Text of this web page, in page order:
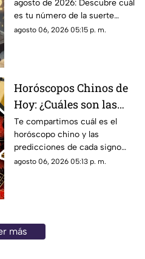
suerte de este jueves 6
de agosto de 2026, para
cada signo del zodiaco
agosto de 2026: Descubre cuál
es tu número de la suerte
según tu signo zodiacal.
agosto 06, 2026 05:15 p. m.
Horóscopos Chinos de
Hoy: ¿Cuáles son las
predicciones para este
jueves 6 de agosto de
2026?
Te compartimos cuál es el
horóscopo chino y las
predicciones de cada signo
para el día de hoy, jueves 6 de
agosto 06, 2026 05:13 p. m.
más